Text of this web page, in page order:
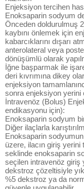
Enjeksiyon tercihen
Enoksaparin sodyum
Önceden doldurulmuş
kaybını önlemek için
kabarcıklarını dışarı
anterolateral veya
dönüşümlü olarak
İğne başparmak ile
deri kıvrımına dikey
enjeksiyon
sonra enjeksiyon yerini
İntravenöz (Bolus)
endikasyonu için):
Enoksaparin sodyum
Diğer ilaçlarla
Enoksaparin sodyumun
üzere, ilacın giriş
seklinde enoksaparin
seçilen intravenöz giriş
dekstroz çözeltisiyle
%5 dekstroz ya da